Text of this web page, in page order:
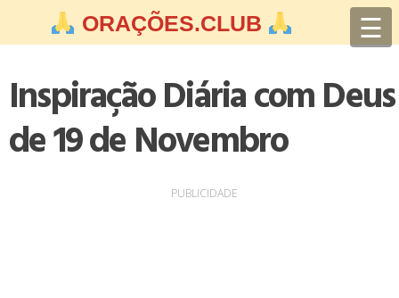
ORAÇÕES.CLUB ☰
Inspiração Diária com Deus
de 19 de Novembro
PUBLICIDADE